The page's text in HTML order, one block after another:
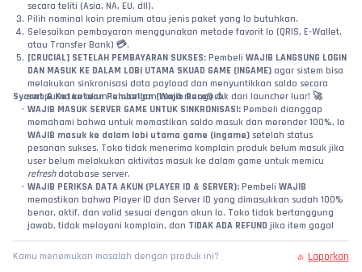
secara teliti (Asia, NA, EU, dll).
Pilih nominal koin premium atau jenis paket yang lo butuhkan.
Selesaikan pembayaran menggunakan metode favorit lo (QRIS, E-Wallet,
atau Transfer Bank) 💳.
[CRUCIAL] SETELAH PEMBAYARAN SUKSES: Pembeli WAJIB LANGSUNG LOGIN
DAN MASUK KE DALAM LOBI UTAMA SKUAD GAME (INGAME) agar sistem bisa
melakukan sinkronisasi data payload dan menyuntikkan saldo secara
sempurna ke akun lo! Jangan cuma mengecek dari launcher luar! 🚀
Syarat & Ketentuan Pembelian (Wajib Baca!) ⚠️:
WAJIB MASUK SERVER GAME UNTUK SINKRONISASI: Pembeli dianggap
WAJIB masuk ke dalam lobi utama game (ingame) setelah status
pesanan sukses. Toko tidak menerima komplain produk belum masuk jika
refresh database server.
WAJIB PERIKSA DATA AKUN (PLAYER ID & SERVER): Pembeli WAJIB
memastikan bahwa Player ID dan Server ID yang dimasukkan sudah 100%
benar, aktif, dan valid sesuai dengan akun lo. Toko tidak bertanggung
jawab, tidak melayani komplain, dan TIDAK ADA REFUND jika item gagal
masuk atau salah kirim ke akun lain akibat kelalaian pembeli dalam
menginput data!
Jika sistem kami sudah mengeluarkan status
Kamu menemukan masalah dengan produk ini? Laporkan